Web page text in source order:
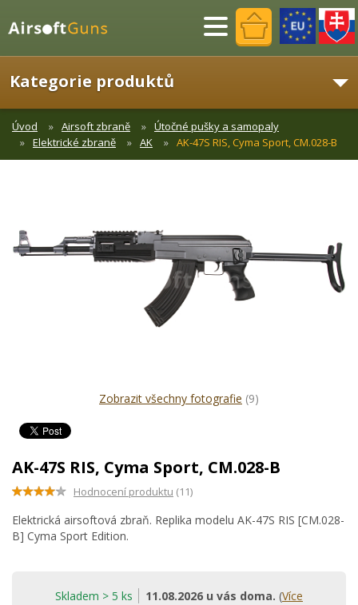
Menu
Kategorie produktů
Úvod Airsoft zbraně
Útočné pušky a samopaly
Elektrické zbraně
AK AK-47S RIS, Cyma Sport, CM.028-B
Zobrazit všechny fotografie (9)
AK-47S RIS, Cyma Sport, CM.028-B
Hodnocení produktu (11)
Elektrická airsoftová zbraň. Replika modelu AK-47S RIS [CM.028-
B] Cyma Sport Edition.
Skladem > 5 ks 11.08.2026 u vás doma. (Více